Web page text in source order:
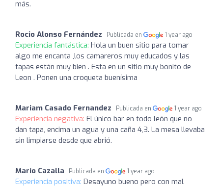
más.
Rocio Alonso Fernández Publicada en 1 year ago
Experiencia fantástica: Hola un buen sitio para tomar
algo me encanta ,los camareros muy educados y las
tapas están muy bien . Esta en un sitio muy bonito de
Leon . Ponen una croqueta buenísima
Mariam Casado Fernandez Publicada en 1 year ago
Experiencia negativa: El único bar en todo león que no
dan tapa, encima un agua y una caña 4,3. La mesa llevaba
sin limpiarse desde que abrió.
Mario Cazalla Publicada en 1 year ago
Experiencia positiva: Desayuno bueno pero con mal